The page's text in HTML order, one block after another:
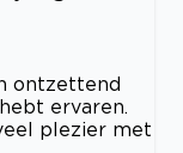
ontzettend
ervaren.
plezier met